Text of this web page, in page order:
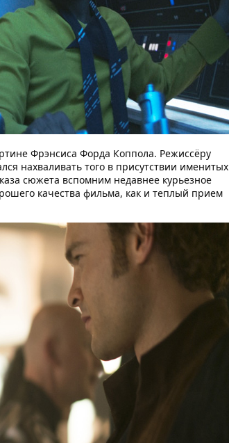
Фрэнсиса Форда Коппола. Режиссёру
нахваливать того в присутствии именитых
сюжета вспомним недавнее курьезное
качества фильма, как и теплый прием